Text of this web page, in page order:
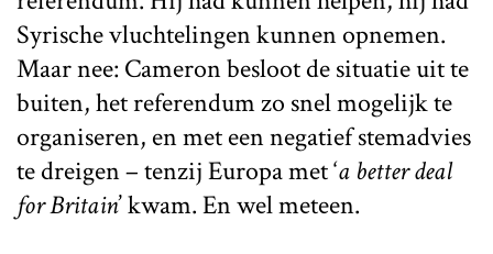
Syrische vluchtelingen kunnen opnemen.
Maar nee: Cameron besloot de situatie uit te
buiten, het referendum zo snel mogelijk te
organiseren, en met een negatief stemadvies
te dreigen – tenzij Europa met ‘a better deal
for Britain’kwam. En wel meteen.